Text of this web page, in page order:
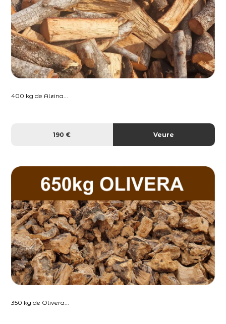
400 kg de Alzina...
190 € Veure
350 kg de Olivera...